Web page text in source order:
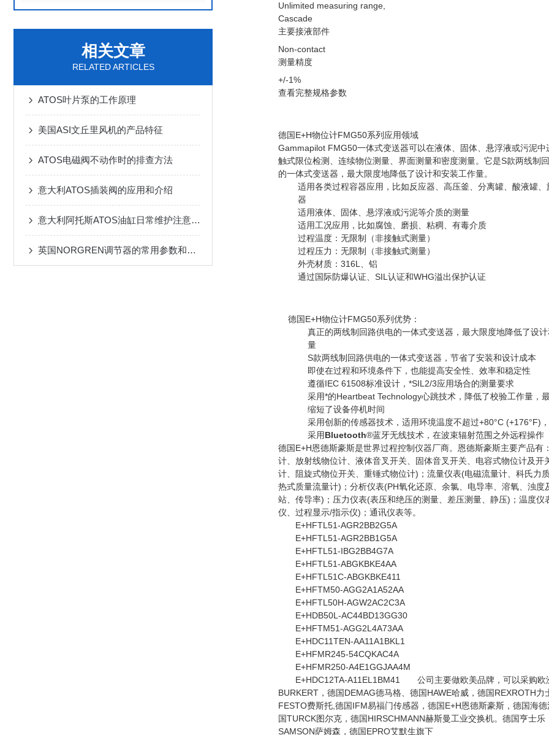
相关文章
RELATED ARTICLES
ATOS叶片泵的工作原理
美国ASI文丘里风机的产品特征
ATOS电磁阀不动作时的排查方法
意大利ATOS插装阀的应用和介绍
意大利阿托斯ATOS油缸日常维护注意事项
英国NORGREN调节器的常用参数和特点
Unlimited measuring range,
Cascade
主要接液部件
Non-contact
测量精度
+/-1%
查看完整规格参数
德国E+H物位计FMG50系列应用领域
Gammapilot FMG50一体式变送器可以在液体、固体、悬浮液或污泥中
触式限位检测、连续物位测量、界面测量和密度测量。它是S款两线制
的一体式变送器，最大限度地降低了设计和安装工作量。
适用各类过程容器应用，比如反应器、高压釜、分离罐、酸液罐、
器
适用液体、固体、悬浮液或污泥等介质的测量
适用工况应用，比如腐蚀、磨损、粘稠、有毒介质
过程温度：无限制（非接触式测量）
过程压力：无限制（非接触式测量）
外壳材质：316L、铝
通过国际防爆认证、SIL认证和WHG溢出保护认证
德国E+H物位计FMG50系列优势：
真正的两线制回路供电的一体式变送器，最大限度地降低了设
量
S款两线制回路供电的一体式变送器，节省了安装和设计成本
即使在过程和环境条件下，也能提高安全性、效率和稳定性
遵循IEC 61508标准设计，*SIL2/3应用场合的测量要求
采用*的Heartbeat Technology心跳技术，降低了校验工作量，
缩短了设备停机时间
采用创新的传感器技术，适用环境温度不超过+80°C (+176°F)
采用Bluetooth®蓝牙无线技术，在波束辐射范围之外远程操作
德国E+H恩德斯豪斯是世界过程控制仪器厂商。恩德斯豪斯主要产品
计、放射线物位计、液体音叉开关、固体音叉开关、电容式物位计及
计、阻旋式物位开关、重锤式物位计)；流量仪表(电磁流量计、科氏力
热式质量流量计)；分析仪表(PH氧化还原、余氯、电导率、溶氧、浊
站、传导率)；压力仪表(表压和绝压的测量、差压测量、静压)；温度
仪、过程显示/指示仪)；通讯仪表等。
E+HFTL51-AGR2BB2G5A
E+HFTL51-AGR2BB1G5A
E+HFTL51-IBG2BB4G7A
E+HFTL51-ABGKBKE4AA
E+HFTL51C-ABGKBKE411
E+HFTM50-AGG2A1A52AA
E+HFTL50H-AGW2AC2C3A
E+HDB50L-AC44BD13GG30
E+HFTM51-AGG2L4A73AA
E+HDC11TEN-AA11A1BKL1
E+HFMR245-54CQKAC4A
E+HFMR250-A4E1GGJAA4M
E+HDC12TA-A11EL1BM41 公司主要做欧美品牌，可以采购欧
BURKERT，德国DEMAG德马格、德国HAWE哈威，德国REXROTH
FESTO费斯托,德国IFM易福门传感器，德国E+H恩德斯豪斯，德国海
国TURCK图尔克，德国HIRSCHMANN赫斯曼工业交换机。德国亨士
SAMSON萨姆森，德国EPRO艾默生旗下